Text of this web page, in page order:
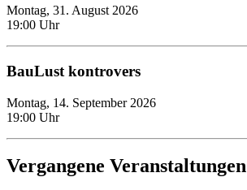
Montag, 31. August 2026
19:00 Uhr
BauLust kontrovers
Montag, 14. September 2026
19:00 Uhr
Vergangene Veranstaltungen